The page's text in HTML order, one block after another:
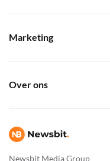
Newsbit Media Group
Marketing
Over ons